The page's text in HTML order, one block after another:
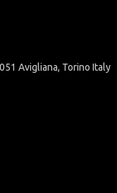
Avigliana, Torino Italy